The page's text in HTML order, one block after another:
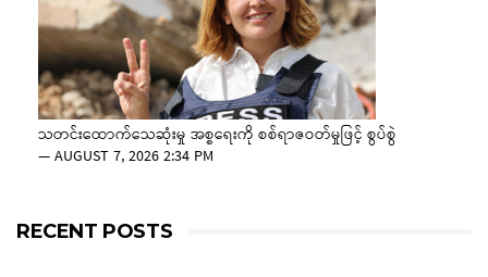
သတင်းထောက်သေဆုံးမှု အစ္စရေးကို စစ်ရာဇဝတ်မှုဖြင့် စွပ်စွဲ
—AUGUST 7, 2026 2:34 PM
RECENT POSTS